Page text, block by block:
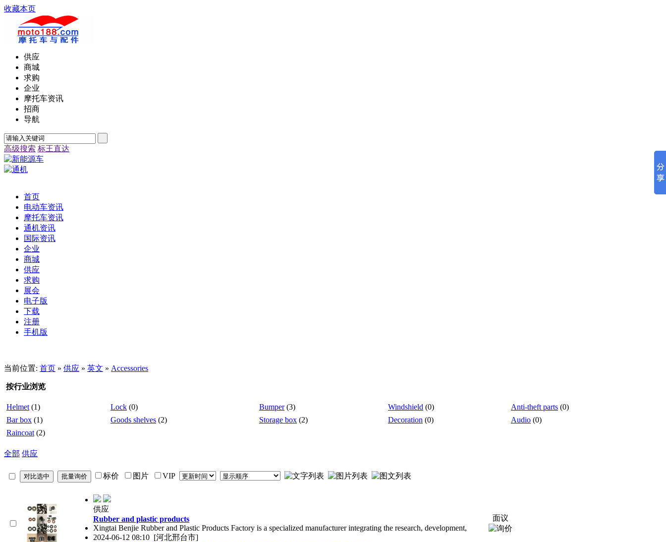
收藏本页
供应
商城
求购
企业
摩托车资讯
招商
导航
高级搜索 标王直达
首页
电动车资讯
摩托车资讯
通机资讯
国际资讯
企业
商城
供应
求购
展会
电子版
下载
注册
手机版
当前位置: 首页 » 供应 » 英文 » Accessories
按行业浏览
Helmet (1) Lock (0) Bumper (3) Windshield (0) Anti-theft parts (0)
Bar box (1) Goods shelves (2) Storage box (2) Decoration (0) Audio (0)
Raincoat (2)
全部 供应
标价 图片 VIP
供应
Rubber and plastic products
Xingtai Benjie Rubber and Plastic Products Factory is a specialized manufacturer integrating the research, development,
2024-06-12 08:10 [河北邢台市]
面议